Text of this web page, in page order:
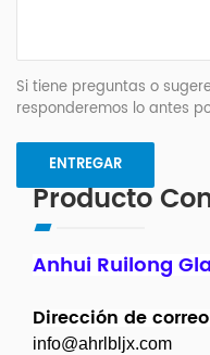
Si tiene preguntas o
responderemos lo antes
Producto
Anhui Ruilong
Dirección de
info@ahrlbljx.com